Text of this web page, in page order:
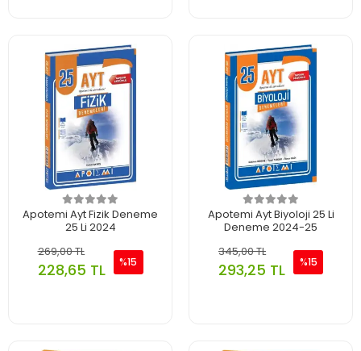
Apotemi Ayt Fizik Deneme
25 Li 2024
269,00 TL
228,65 TL %15
Apotemi Ayt Biyoloji 25 Li
Deneme 2024-25
345,00 TL
293,25 TL %15